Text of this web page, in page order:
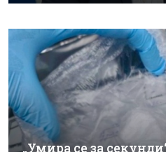
„Умира се за